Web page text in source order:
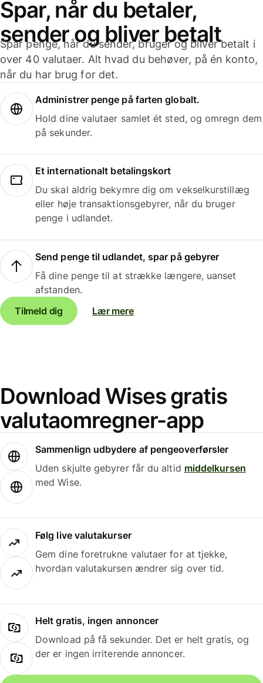
Spar, når du betaler,
sender og bliver betalt
Spar penge, når du sender, bruger og bliver betalt i
over 40 valutaer. Alt hvad du behøver, på én konto,
når du har brug for det.
Administrer penge på farten globalt.
Hold dine valutaer samlet ét sted, og omregn dem
på sekunder.
Et internationalt betalingskort
Du skal aldrig bekymre dig om vekselkurstillæg
eller høje transaktionsgebyrer, når du bruger
penge i udlandet.
Send penge til udlandet, spar på gebyrer
Få dine penge til at strække længere, uanset
afstanden.
Tilmeld dig
Lær mere
Download Wises gratis
valutaomregner-app
Sammenlign udbydere af pengeoverførsler
Uden skjulte gebyrer får du altid middelkursen
med Wise.
Følg live valutakurser
Gem dine foretrukne valutaer for at tjekke,
hvordan valutakursen ændrer sig over tid.
Helt gratis, ingen annoncer
Download på få sekunder. Det er helt gratis, og
der er ingen irriterende annoncer.